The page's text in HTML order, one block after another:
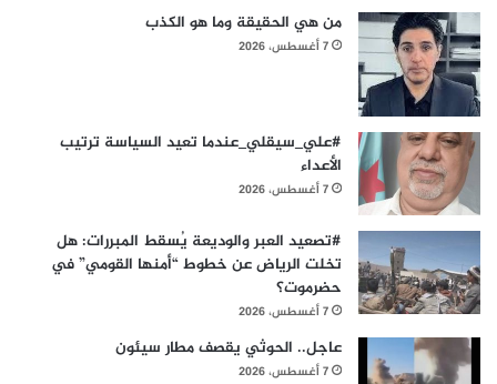
من هي الحقيقة وما هو الكذب
7 أغسطس، 2026
#علي_سيقلي_عندما تعيد السياسة ترتيب
الأعداء
7 أغسطس، 2026
#​تصعيد العبر والوديعة يُسقط المبررات: هل
تخلت الرياض عن خطوط “أمنها القومي” في
حضرموت؟
7 أغسطس، 2026
عاجل.. الحوثي يقصف مطار سيئون
7 أغسطس، 2026